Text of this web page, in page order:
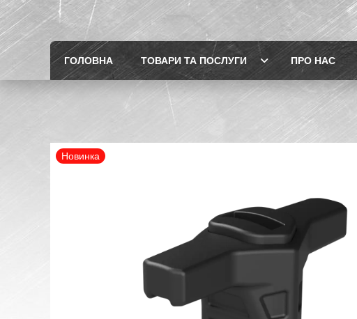
ГОЛОВНА ТОВАРИ ТА ПОСЛУГИ ПРО НАС
Новинка